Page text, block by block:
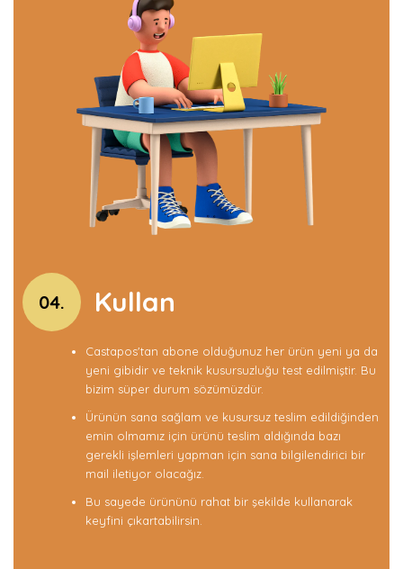
04. Kullan
Castapos'tan abone olduğunuz her ürün yeni ya da
yeni gibidir ve teknik kusursuzluğu test edilmiştir. Bu
bizim süper durum sözümüzdür.
Ürünün sana sağlam ve kusursuz teslim edildiğinden
emin olmamız için ürünü teslim aldığında bazı
gerekli işlemleri yapman için sana bilgilendirici bir
mail iletiyor olacağız.
Bu sayede ürününü rahat bir şekilde kullanarak
keyfini çıkartabilirsin.